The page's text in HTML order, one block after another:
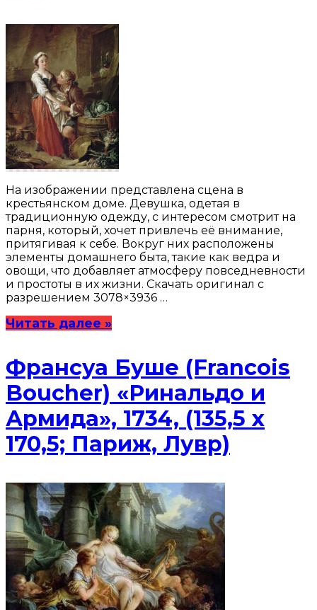
На изображении представлена сцена в
крестьянском доме. Девушка, одетая в
традиционную одежду, с интересом смотрит на
парня, который, хочет привлечь её внимание,
притягивая к себе. Вокруг них расположены
элементы домашнего быта, такие как ведра и
овощи, что добавляет атмосферу повседневности
и простоты в их жизни. Скачать оригинал с
разрешением 3078×3936 …
Читать далее »
Франсуа Буше (Francois
Boucher) «Ринальдо и
Армида», 1734, (135,5 x
170,5; Париж, Лувр)